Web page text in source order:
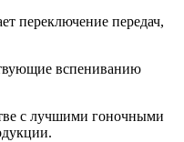
переключение передач,
вспениванию
с лучшими гоночными